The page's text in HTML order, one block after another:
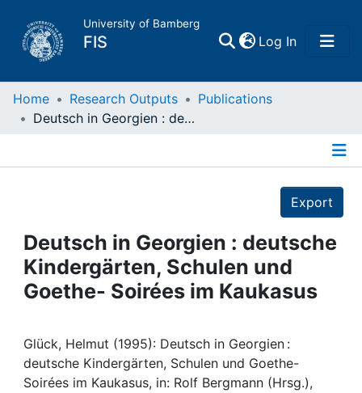
University of Bamberg
FIS Log In(current)
Home
Projects
People
Awards
Home Research Outputs
Publications
Deutsch in Georgien : deutsche Kindergärten, Schulen und Goethe- Soirées im Kaukasus
Export
Deutsch in Georgien : deutsche
Kindergärten, Schulen und
Goethe- Soirées im Kaukasus
Glück, Helmut (1995): Deutsch in Georgien :
deutsche Kindergärten, Schulen und Goethe-
Soirées im Kaukasus, in: Rolf Bergmann (Hrsg.),